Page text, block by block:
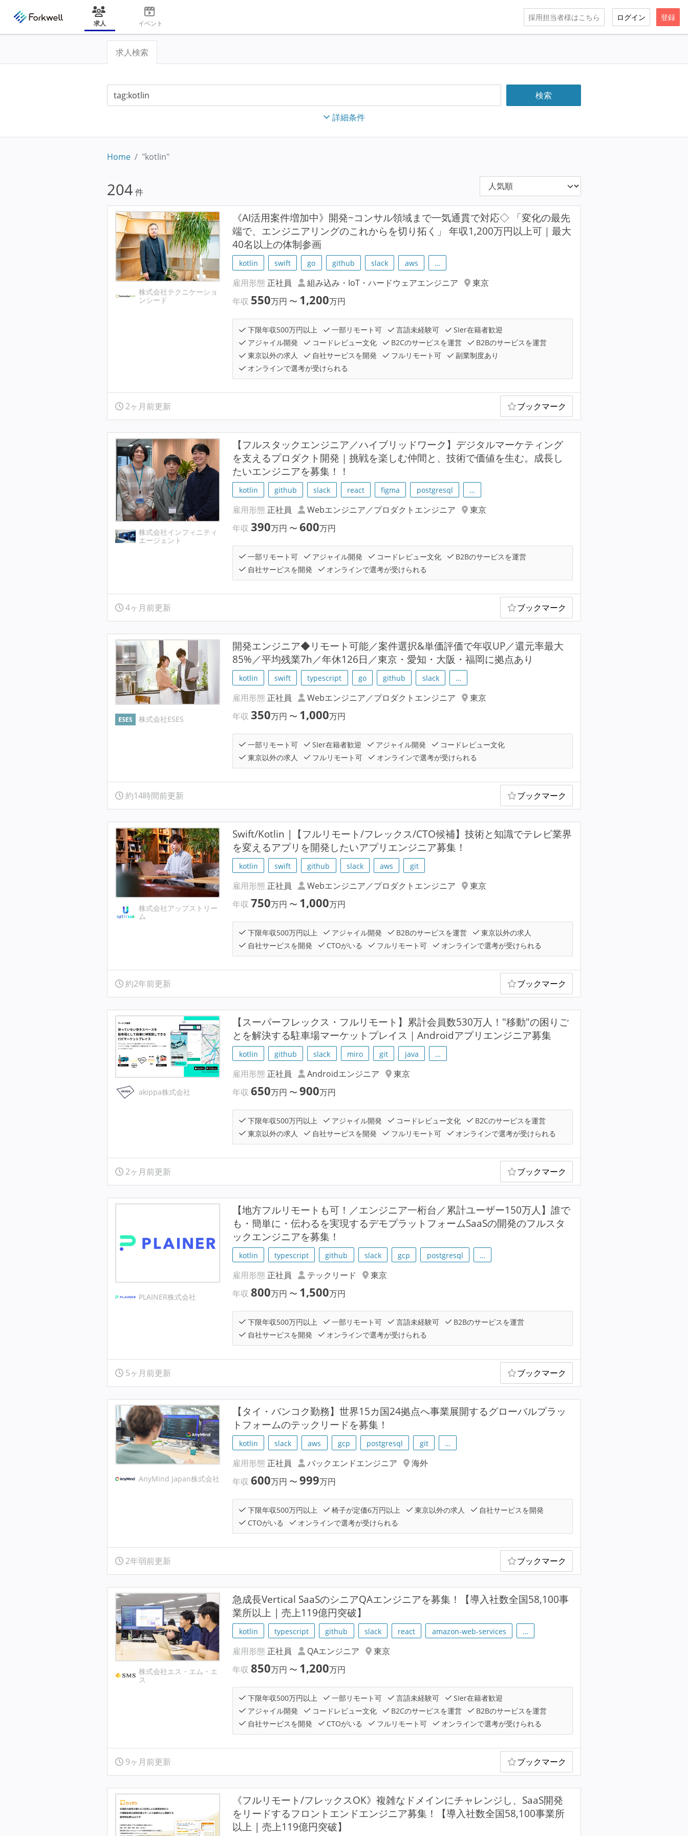
求人 イベント
採用担当者様はこちら ログイン 登録
求人検索
詳細条件
Home "kotlin"
204 件
株式会社テクニケーショ
ンシード
《AI活用案件増加中》開発~コンサル領域まで一気通貫で対応◇ 「変化の最先
端で、エンジニアリングのこれからを切り拓く」 年収1,200万円以上可｜最大
40名以上の体制参画
kotlin swift go github slack aws …
雇用形態 正社員 組み込み・IoT・ハードウェアエンジニア
東京
年収 550万円 〜 1,200万円
下限年収500万円以上 一部リモート可 言語未経験可
SIer在籍者歓迎
アジャイル開発
コードレビュー文化 B2Cのサービスを運営
B2Bのサービスを運営
東京以外の求人
自社サービスを開発 フルリモート可
副業制度あり
オンラインで選考が受けられる
2ヶ月前更新 ブックマーク
株式会社インフィニティ
エージェント
【フルスタックエンジニア／ハイブリッドワーク】デジタルマーケティング
を支えるプロダクト開発｜挑戦を楽しむ仲間と、技術で価値を生む。成長し
たいエンジニアを募集！！
kotlin github slack react figma postgresql …
雇用形態 正社員 Webエンジニア／プロダクトエンジニア
東京
年収390万円 〜600万円
一部リモート可 アジャイル開発 コードレビュー文化
B2Bのサービスを運営
自社サービスを開発
オンラインで選考が受けられる
4ヶ月前更新 ブックマーク
株式会社ESES
開発エンジニア◆リモート可能／案件選択&単価評価で年収UP／還元率最大
85%／平均残業7h／年休126日／東京・愛知・大阪・福岡に拠点あり
kotlin swift typescript go github slack …
雇用形態 正社員 Webエンジニア／プロダクトエンジニア
東京
年収350万円 〜 1,000万円
一部リモート可 SIer在籍者歓迎 アジャイル開発
コードレビュー文化
東京以外の求人
フルリモート可 オンラインで選考が受けられる
約14時間前更新 ブックマーク
株式会社アップストリー
ム
Swift/Kotlin |【フルリモート/フレックス/CTO候補】技術と知識でテレビ業界
を変えるアプリを開発したいアプリエンジニア募集！
kotlin swift github slack aws git
雇用形態 正社員 Webエンジニア／プロダクトエンジニア
東京
年収750万円 〜 1,000万円
下限年収500万円以上 アジャイル開発 B2Bのサービスを運営
東京以外の求人
自社サービスを開発
CTOがいる フルリモート可 オンラインで選考が受けられる
約2年前更新 ブックマーク
akippa株式会社
【スーパーフレックス・フルリモート】累計会員数530万人！"移動"の困りご
とを解決する駐車場マーケットプレイス｜Androidアプリエンジニア募集
kotlin github slack miro git java …
雇用形態 正社員 Androidエンジニア
東京
年収650万円 〜900万円
下限年収500万円以上 アジャイル開発 コードレビュー文化
B2Cのサービスを運営
東京以外の求人
自社サービスを開発 フルリモート可 オンラインで選考が受けられる
2ヶ月前更新 ブックマーク
PLAINER株式会社
【地方フルリモートも可！／エンジニア一桁台／累計ユーザー150万人】誰で
も・簡単に・伝わるを実現するデモプラットフォームSaaSの開発のフルスタ
ックエンジニアを募集！
kotlin typescript github slack gcp postgresql …
雇用形態 正社員 テックリード
東京
年収800万円 〜 1,500万円
下限年収500万円以上 一部リモート可 言語未経験可
B2Bのサービスを運営
自社サービスを開発
オンラインで選考が受けられる
5ヶ月前更新 ブックマーク
AnyMind Japan株式会社
【タイ・バンコク勤務】世界15カ国24拠点へ事業展開するグローバルプラッ
トフォームのテックリードを募集！
kotlin slack aws gcp postgresql git …
雇用形態 正社員 バックエンドエンジニア
海外
年収600万円 〜999万円
下限年収500万円以上 椅子が定価6万円以上 東京以外の求人
自社サービスを開発
CTOがいる
オンラインで選考が受けられる
2年弱前更新 ブックマーク
株式会社エス・エム・エ
ス
急成長Vertical SaaSのシニアQAエンジニアを募集！【導入社数全国58,100事
業所以上 | 売上119億円突破】
kotlin typescript github slack react amazon-web-services …
雇用形態 正社員 QAエンジニア
東京
年収850万円 〜 1,200万円
下限年収500万円以上 一部リモート可 言語未経験可
SIer在籍者歓迎
アジャイル開発
コードレビュー文化 B2Cのサービスを運営
B2Bのサービスを運営
自社サービスを開発
CTOがいる フルリモート可 オンラインで選考が受けられる
9ヶ月前更新 ブックマーク
《フルリモート/フレックスOK》複雑なドメインにチャレンジし、SaaS開発
をリードするフロントエンドエンジニア募集！【導入社数全国58,100事業所
以上 | 売上119億円突破】